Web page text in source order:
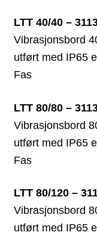
LTT 40/40 –
Vibrasjonsbord
utført med IP65
Fas
LTT 80/80 –
Vibrasjonsbord
utført med IP65
Fas
LTT 80/120 –
Vibrasjonsbord
utført med IP65